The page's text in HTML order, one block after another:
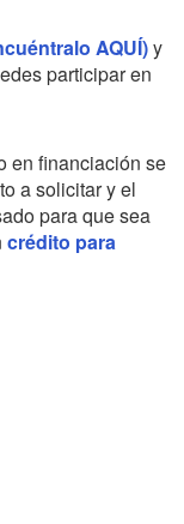
AQUÍ)y
participar en
en financiación se
a solicitar y el
para que sea
crédito para